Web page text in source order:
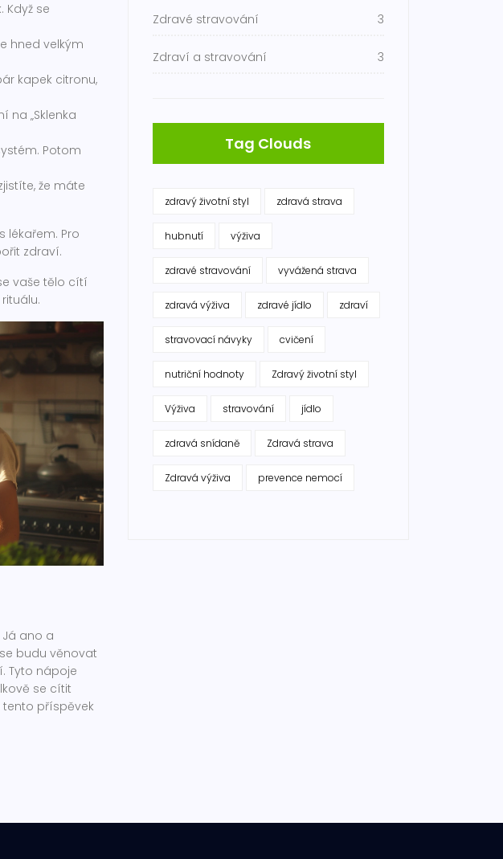
se
hned velkým
kapek citronu,
na „Sklenka
Potom
že máte
lékařem. Pro
zdraví.
vaše tělo cítí
Já ano a
budu věnovat
Tyto nápoje
se cítit
tento příspěvek
Zdravé stravování 3
Zdraví a stravování 3
Tag Clouds
zdravý životní styl zdravá strava
hubnutí výživa
zdravé stravování vyvážená strava
zdravá výživa zdravé jídlo zdraví
stravovací návyky cvičení
nutriční hodnoty Zdravý životní styl
Výživa stravování jídlo
zdravá snídaně Zdravá strava
Zdravá výživa prevence nemocí